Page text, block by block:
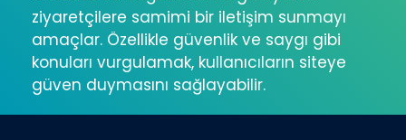
ziyaretçilere samimi bir iletişim sunmayı
amaçlar. Özellikle güvenlik ve saygı gibi
konuları vurgulamak, kullanıcıların siteye
güven duymasını sağlayabilir.